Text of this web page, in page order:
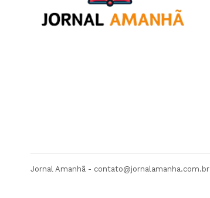
Jornal Amanhã - contato@jornalamanha.com.br